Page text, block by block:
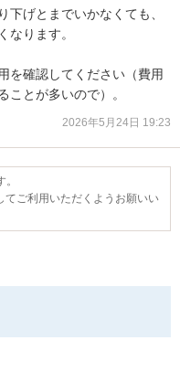
下げとまでいかなくても、
なります。
を確認してください（費用
ことが多いので）。
2026年5月24日 19:23
てご利用いただくようお願いい